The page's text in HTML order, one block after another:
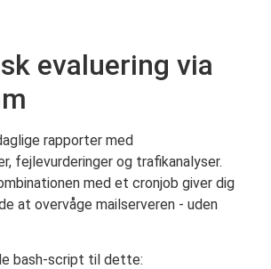
evaluering via
rapporter med
fejlevurderinger og trafikanalyser.
med et cronjob giver dig
at overvåge mailserveren - uden
bash-script til dette: